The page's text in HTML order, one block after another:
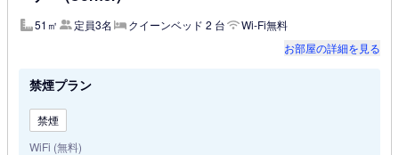
51㎡ 定員3名 クイーンベッド 2 台
Wi-Fi無料
お部屋の詳細を見る
禁煙プラン
禁煙
WiFi (無料)